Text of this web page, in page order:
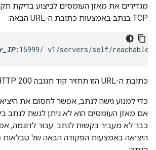
TCP בנתב באמצעות כתובת ה-URL הבאה:
:15999/ v1/servers/self/reachable
כתובת ה-URL הזו תחזיר קוד תגובה HTTP 200 אם הנתב נגיש.
כבר לא מעביר בקשות לנתב. עבור לדוגמה,